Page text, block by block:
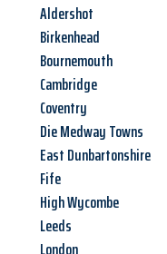
Aldershot
Birkenhead
Bournemouth
Cambridge
Coventry
Die Medway Towns
East Dunbartonshire
Fife
High Wycombe
Leeds